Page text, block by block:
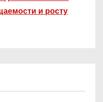
и росту